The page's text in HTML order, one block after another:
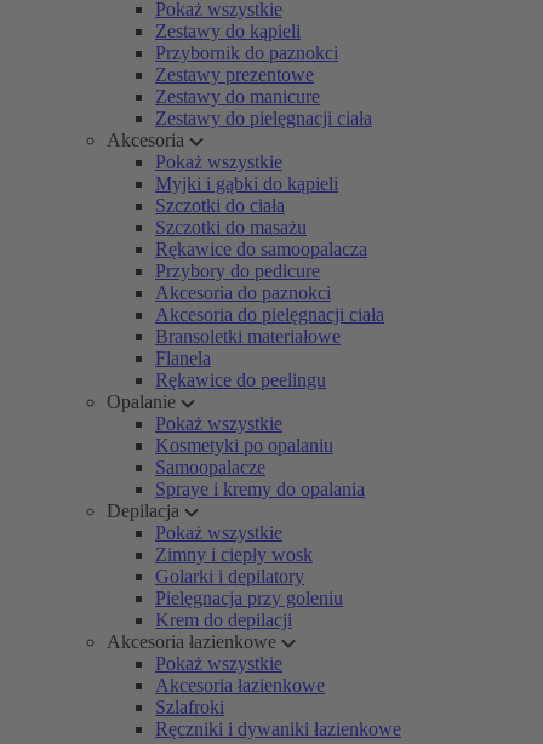
Pokaż wszystkie
Zestawy do kąpieli
Przybornik do paznokci
Zestawy prezentowe
Zestawy do manicure
Zestawy do pielęgnacji ciała
Akcesoria
Pokaż wszystkie
Myjki i gąbki do kąpieli
Szczotki do ciała
Szczotki do masażu
Rękawice do samoopalacza
Przybory do pedicure
Akcesoria do paznokci
Akcesoria do pielęgnacji ciała
Bransoletki materiałowe
Flanela
Rękawice do peelingu
Opalanie
Pokaż wszystkie
Kosmetyki po opalaniu
Samoopalacze
Spraye i kremy do opalania
Depilacja
Pokaż wszystkie
Zimny i ciepły wosk
Golarki i depilatory
Pielęgnacja przy goleniu
Krem do depilacji
Akcesoria łazienkowe
Pokaż wszystkie
Akcesoria łazienkowe
Szlafroki
Ręczniki i dywaniki łazienkowe